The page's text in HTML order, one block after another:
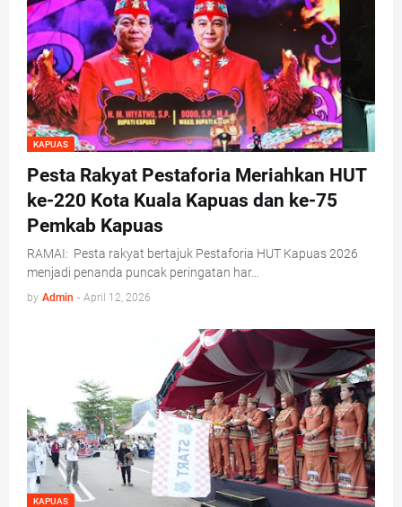
KAPUAS
Pesta Rakyat Pestaforia Meriahkan HUT
ke-220 Kota Kuala Kapuas dan ke-75
Pemkab Kapuas
RAMAI: Pesta rakyat bertajuk Pestaforia HUT Kapuas 2026
menjadi penanda puncak peringatan har…
by Admin - April 12, 2026
KAPUAS